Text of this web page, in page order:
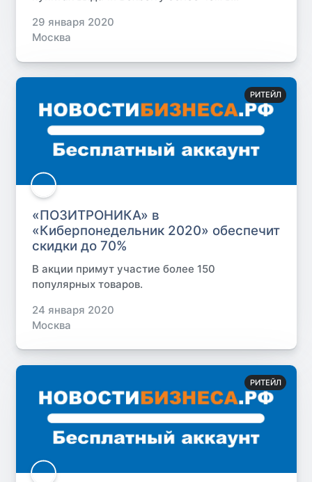
29 января 2020
Москва
РИТЕЙЛ
«ПОЗИТРОНИКА» в
«Киберпонедельник 2020» обеспечит
скидки до 70%
В акции примут участие более 150
популярных товаров.
24 января 2020
Москва
РИТЕЙЛ